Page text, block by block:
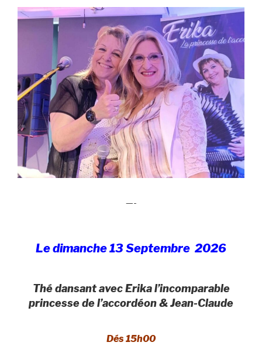
—-
Le dimanche 13 Septembre 2026
Thé dansant avec Erika l’incomparable
princesse de l’accordéon & Jean-Claude
Dés 15h00